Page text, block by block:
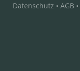
Datenschutz • AGB •